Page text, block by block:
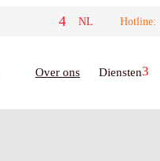
NL
EN CS
Hotline:
Over ons Diensten